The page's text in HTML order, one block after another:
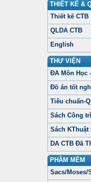
THIẾT KẾ &
Thiết kế CTB
QLDA CTB
English
THƯ VIỆN
ĐA Môn Học
Đồ án tốt
Tiêu chuẩn-
Sách Công
Sách KThuật
DA CTB Đã
PHẦM MỀM
Sacs/Moses/